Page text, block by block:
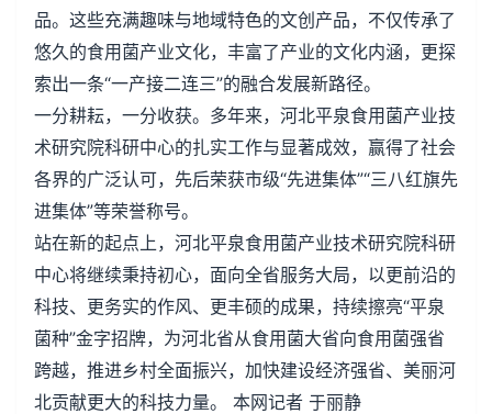
品。这些充满趣味与地域特色的文创产品，不仅传承了
悠久的食用菌产业文化，丰富了产业的文化内涵，更探
索出一条“一产接二连三”的融合发展新路径。
一分耕耘，一分收获。多年来，河北平泉食用菌产业技
术研究院科研中心的扎实工作与显著成效，赢得了社会
各界的广泛认可，先后荣获市级“先进集体”“三八红旗先
进集体”等荣誉称号。
站在新的起点上，河北平泉食用菌产业技术研究院科研
中心将继续秉持初心，面向全省服务大局，以更前沿的
科技、更务实的作风、更丰硕的成果，持续擦亮“平泉
菌种”金字招牌，为河北省从食用菌大省向食用菌强省
跨越，推进乡村全面振兴，加快建设经济强省、美丽河
北贡献更大的科技力量。 本网记者 于丽静